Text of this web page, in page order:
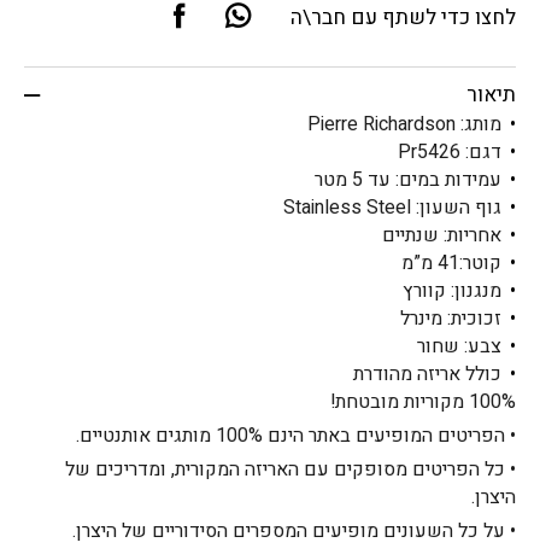
לחצו כדי לשתף עם חבר\ה
תיאור
מותג: Pierre Richardson
דגם: Pr5426
עמידות במים: עד 5 מטר
גוף השעון: Stainless Steel
אחריות: שנתיים
קוטר:41 מ”מ
מנגנון: קוורץ
זכוכית: מינרל
צבע: שחור
כולל אריזה מהודרת
100% מקוריות מובטחת!
• הפריטים המופיעים באתר הינם 100% מותגים אותנטיים.
• כל הפריטים מסופקים עם האריזה המקורית, ומדריכים של
היצרן.
• על כל השעונים מופיעים המספרים הסידוריים של היצרן.